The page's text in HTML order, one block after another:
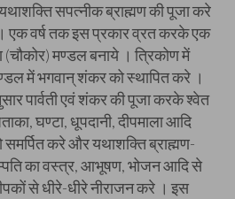
सपत्नीक ब्राह्मण की पूजा करे
एक वर्ष तक इस प्रकार व्रत करके एक
मण्डल बनाये । त्रिकोण में
में भगवान् शंकर को स्थापित करे ।
पार्वती एवं शंकर की पूजा करके श्वेत
घण्टा, धूपदानी, दीपमाला आदि
करे और यथाशक्ति ब्राह्मण-
का वस्त्र, आभूषण, भोजन आदि से
से धीरे-धीरे नीराजन करे । इस